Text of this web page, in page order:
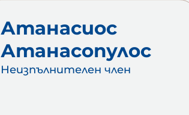
Атанасиос
Атанасопулос
Неизпълнителен член